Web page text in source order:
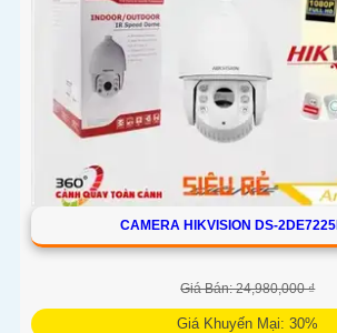
CAMERA HIKVISION DS-
Giá Bán: 24,980,000 ₫
Giá Khuyến Mại: 30%